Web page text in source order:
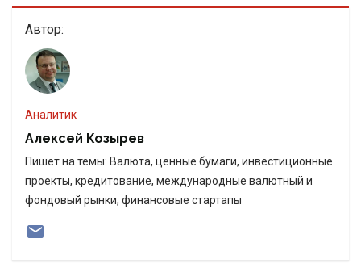
Автор:
Аналитик
Алексей Козырев
Пишет на темы: Валюта, ценные бумаги, инвестиционные
проекты, кредитование, международные валютный и
фондовый рынки, финансовые стартапы